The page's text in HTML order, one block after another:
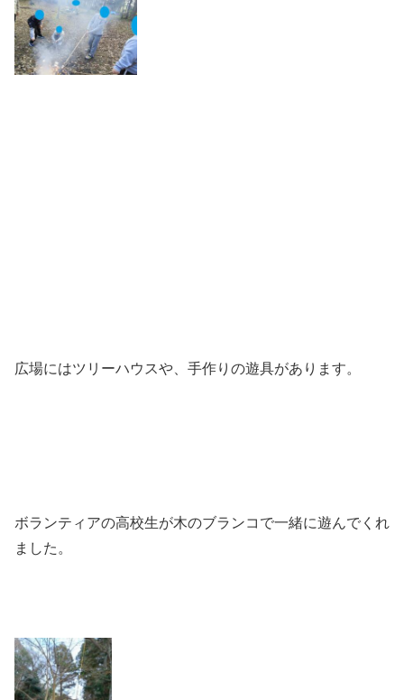
広場にはツリーハウスや、手作りの遊具があります。
ボランティアの高校生が木のブランコで一緒に遊んでくれ
ました。